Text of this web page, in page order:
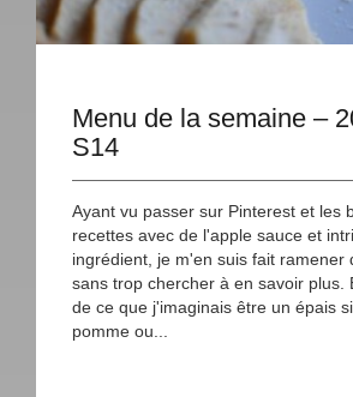
Menu de la semaine –
S14
Ayant vu passer sur Pinterest et les
recettes avec de l'apple sauce et
ingrédient, je m'en suis fait ramener
sans trop chercher à en savoir plus.
de ce que j'imaginais être un épais
pomme ou...